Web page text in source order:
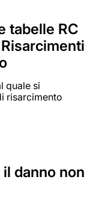
tabelle RC
quale si
risarcimento
danno non